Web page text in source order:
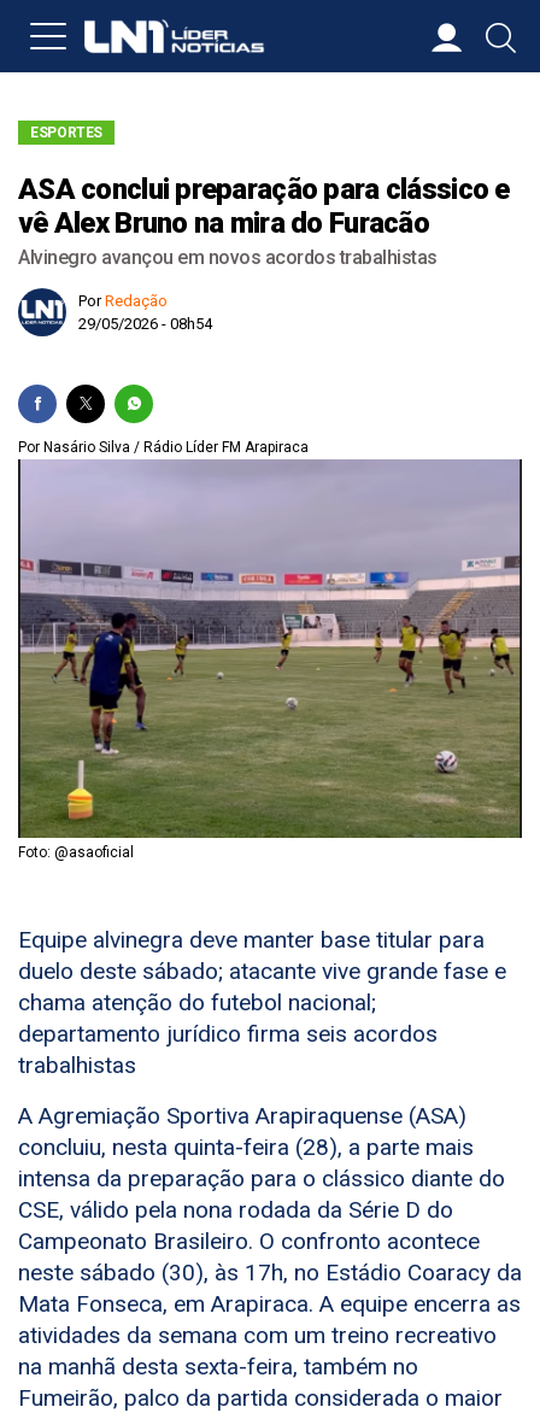
ESPORTES
ASA conclui preparação para clássico e
vê Alex Bruno na mira do Furacão
Alvinegro avançou em novos acordos trabalhistas
PorRedação
29/05/2026 - 08h54
Por Nasário Silva / Rádio Líder FM Arapiraca
Foto: @asaoficial
Equipe alvinegra deve manter base titular para
duelo deste sábado; atacante vive grande fase e
chama atenção do futebol nacional;
departamento jurídico firma seis acordos
trabalhistas
A Agremiação Sportiva Arapiraquense (ASA)
concluiu, nesta quinta-feira (28), a parte mais
intensa da preparação para o clássico diante do
CSE, válido pela nona rodada da Série D do
Campeonato Brasileiro. O confronto acontece
neste sábado (30), às 17h, no Estádio Coaracy da
Mata Fonseca, em Arapiraca. A equipe encerra as
atividades da semana com um treino recreativo
na manhã desta sexta-feira, também no
Fumeirão, palco da partida considerada o maior